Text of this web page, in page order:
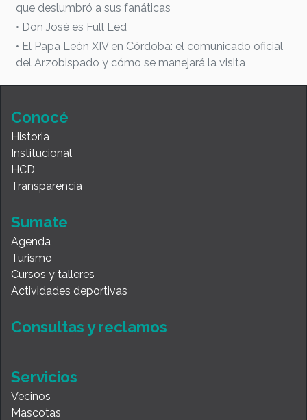
que deslumbró a sus fanáticas
• Don José es Full Led
• El Papa León XIV en Córdoba: el comunicado oficial
del Arzobispado y cómo se manejará la visita
Conocé
Historia
Institucional
HCD
Transparencia
Sumate
Agenda
Turismo
Cursos y talleres
Actividades deportivas
Consultas y reclamos
Servicios
Vecinos
Mascotas